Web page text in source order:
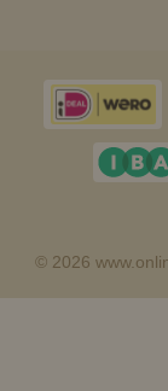
© 2026